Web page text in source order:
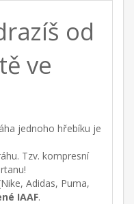
od
ve
jednoho hřebíku je
Tzv. kompresní
Adidas, Puma,
IAAF.